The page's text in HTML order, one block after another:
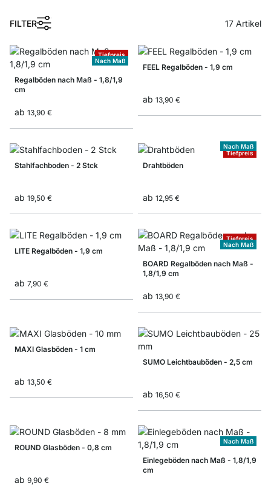
FILTER
1
17 Artikel
Tiefpreis
Nach Maß
Regalböden nach Maß - 1,8/1,9
cm
ab 13,90 €
FEEL Regalböden - 1,9 cm
ab 13,90 €
Stahlfachboden - 2 Stck
ab 19,50 €
Tiefpreis
Nach Maß
Drahtböden
ab 12,95 €
LITE Regalböden - 1,9 cm
ab 7,90 €
Tiefpreis
Nach Maß
BOARD Regalböden nach Maß -
1,8/1,9 cm
ab 13,90 €
MAXI Glasböden - 1 cm
ab 13,50 €
SUMO Leichtbauböden - 2,5 cm
ab 16,50 €
ROUND Glasböden - 0,8 cm
ab 9,90 €
Nach Maß
Einlegeböden nach Maß - 1,8/1,9
cm